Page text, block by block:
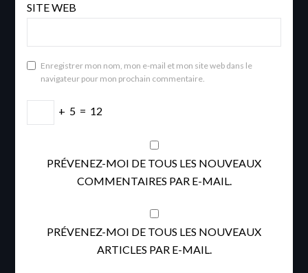
SITE WEB
Enregistrer mon nom, mon e-mail et mon site web dans le
navigateur pour mon prochain commentaire.
+ 5 = 12
PRÉVENEZ-MOI DE TOUS LES NOUVEAUX
COMMENTAIRES PAR E-MAIL.
PRÉVENEZ-MOI DE TOUS LES NOUVEAUX
ARTICLES PAR E-MAIL.